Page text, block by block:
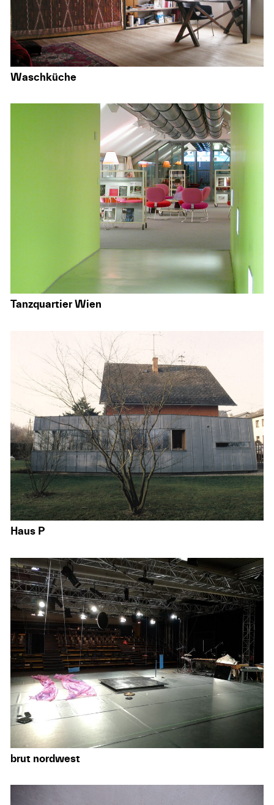
Waschküche
Tanzquartier Wien
Haus P
brut nordwest